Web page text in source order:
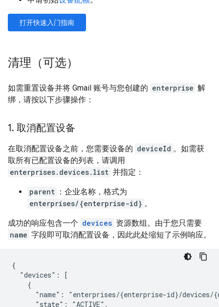
打开快速入门指南
清理（可选）
如需重置设备并将 Gmail 账号与您创建的 enterprise 解
绑，请按以下步骤操作：
1. 取消配置设备
在取消配置设备之前，您需要设备的 deviceId 。如需获
取所有已配置设备的列表，请调用
enterprises.devices.list 并指定：
parent ：企业名称，格式为
enterprises/{enterprise-id} 。
成功的响应包含一个 devices 资源数组。由于您只需要
name 字段即可取消配置设备，因此此处缩短了示例响应。
{
  "devices": [
    {
"name": "enterprises/{enterprise-id}/devices/
      "state": "ACTIVE",